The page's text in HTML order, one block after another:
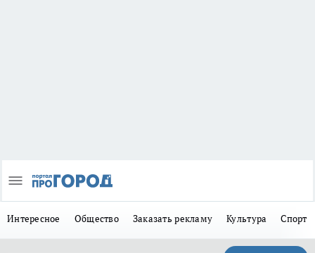
Интересное Общество Заказать рекламу Культура Спорт